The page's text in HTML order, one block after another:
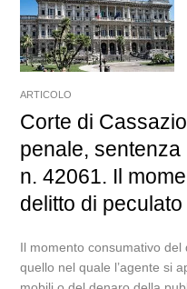
ARTICOLO
Corte di
penale,
n. 42061. Il
delitto di peculato
Il momento consumativo
quello nel quale l’agente si